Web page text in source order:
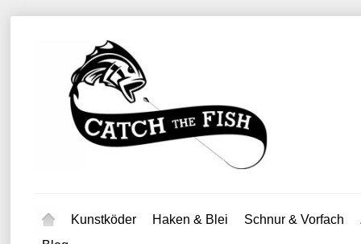
Kunstköder Haken & Blei Schnur & Vorfach